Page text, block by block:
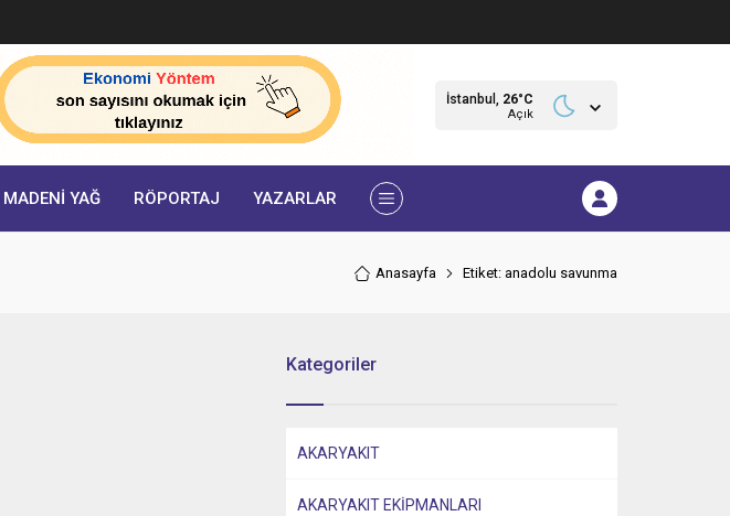
İstanbul, 26°C
Açık
MADENİ YAĞ RÖPORTAJ YAZARLAR
Anasayfa Etiket: anadolu savunma
Kategoriler
AKARYAKIT
AKARYAKIT EKİPMANLARI